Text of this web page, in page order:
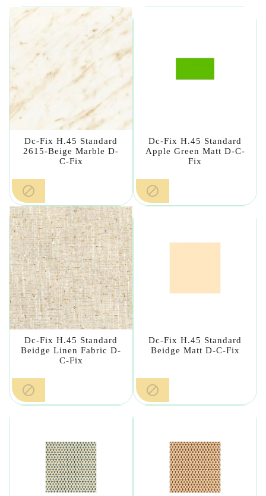
Dc-Fix H.45 Standard
2615-Beige Marble D-
C-Fix

Dc-Fix H.45 Standard
Apple Green Matt D-C-
Fix

Dc-Fix H.45 Standard
Beidge Linen Fabric D-
C-Fix

Dc-Fix H.45 Standard
Beidge Matt D-C-Fix
